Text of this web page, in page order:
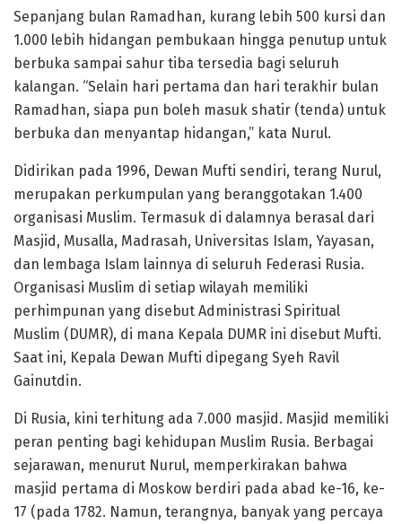
Sepanjang bulan Ramadhan, kurang lebih 500 kursi dan
1.000 lebih hidangan pembukaan hingga penutup untuk
berbuka sampai sahur tiba tersedia bagi seluruh
kalangan. “Selain hari pertama dan hari terakhir bulan
Ramadhan, siapa pun boleh masuk shatir (tenda) untuk
berbuka dan menyantap hidangan,” kata Nurul.
Didirikan pada 1996, Dewan Mufti sendiri, terang Nurul,
merupakan perkumpulan yang beranggotakan 1.400
organisasi Muslim. Termasuk di dalamnya berasal dari
Masjid, Musalla, Madrasah, Universitas Islam, Yayasan,
dan lembaga Islam lainnya di seluruh Federasi Rusia.
Organisasi Muslim di setiap wilayah memiliki
perhimpunan yang disebut Administrasi Spiritual
Muslim (DUMR), di mana Kepala DUMR ini disebut Mufti.
Saat ini, Kepala Dewan Mufti dipegang Syeh Ravil
Gainutdin.
Di Rusia, kini terhitung ada 7.000 masjid. Masjid memiliki
peran penting bagi kehidupan Muslim Rusia. Berbagai
sejarawan, menurut Nurul, memperkirakan bahwa
masjid pertama di Moskow berdiri pada abad ke-16, ke-
17 (pada 1782. Namun, terangnya, banyak yang percaya